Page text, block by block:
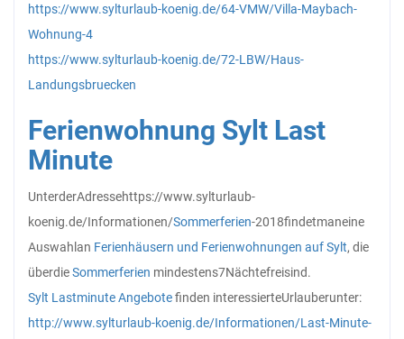
https://www.sylturlaub-koenig.de/64-VMW/Villa-Maybach-
Wohnung-4
https://www.sylturlaub-koenig.de/72-LBW/Haus-
Landungsbruecken
Ferienwohnung Sylt Last
Minute
UnterderAdressehttps://www.sylturlaub-
koenig.de/Informationen/Sommerferien-2018findetmaneine
Auswahl an Ferienhäusern und Ferienwohnungen auf Sylt, die
überdieSommerferien mindestens7Nächtefreisind.
Sylt Lastminute Angebotefinden interessierteUrlauberunter:
http://www.sylturlaub-koenig.de/Informationen/Last-Minute-